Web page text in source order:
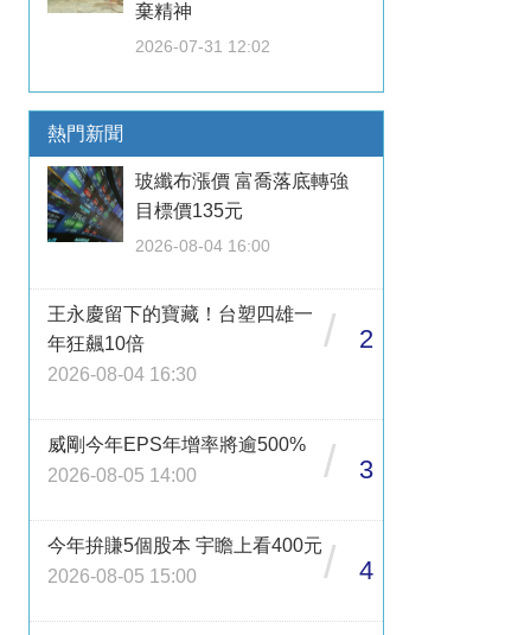
棄精神
2026-07-31 12:02
熱門新聞
玻纖布漲價 富喬落底轉強
目標價135元
2026-08-04 16:00
王永慶留下的寶藏！台塑四雄一
年狂飆10倍
2026-08-04 16:30
/ 2
威剛今年EPS年增率將逾500%
2026-08-05 14:00
/ 3
今年拚賺5個股本 宇瞻上看400元
2026-08-05 15:00
/ 4